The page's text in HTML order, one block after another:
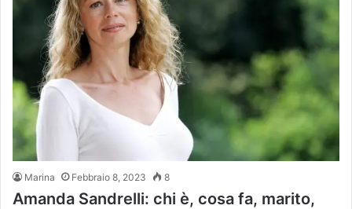
Marina Febbraio 8, 2023 8
Amanda Sandrelli: chi è, cosa fa, marito,